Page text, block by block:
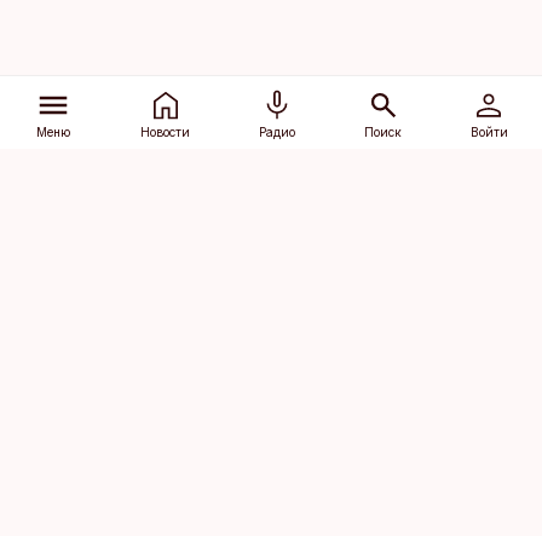
Меню Новости Радио Поиск Войти